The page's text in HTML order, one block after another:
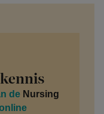
de Nursing